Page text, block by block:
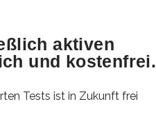
aktiven
und kostenfrei.
Tests ist in Zukunft frei